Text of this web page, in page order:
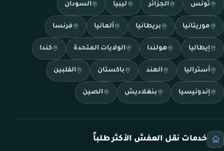
تونس الجزائر ليبيا السودان
موريتانيا بريطانيا ألمانيا فرنسا
إيطاليا هولندا الولايات المتحدة كندا
أستراليا الهند باكستان الفلبين
إندونيسيا بنغلاديش الصين
خدمات نقل العفش الأكثر طلباً